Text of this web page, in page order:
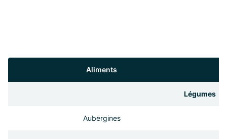
Aliments
Légumes
Aubergines